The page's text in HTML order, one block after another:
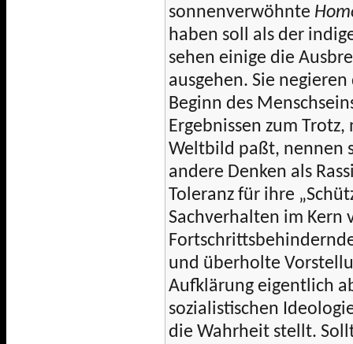
sonnenverwöhnte
haben soll als der
sehen einige die
ausgehen. Sie
Beginn des
Ergebnissen zum
Weltbild paßt, nennen
andere Denken als
Toleranz für ihre
Sachverhalten im Kern
und überholte
Aufklärung eigentlich
sozialistischen
die Wahrheit stellt.